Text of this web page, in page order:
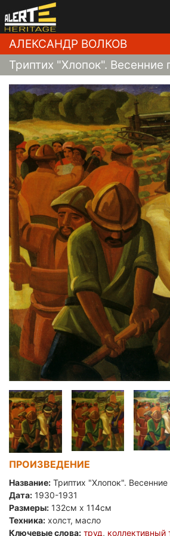
АЛЕКСАНДР ВОЛКОВ
Триптих "Хлопок". Весенние
работы, 1930-1931
ПРОИЗВЕДЕНИЕ
Название: Триптих "Хлопок".
Дата: 1930-1931
Размеры: 132см x 114см
Техника: холст, масло
Ключевые слова: труд, коллективный